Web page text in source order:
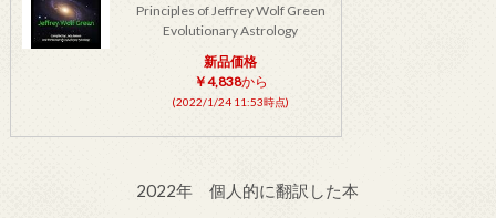
Principles of Jeffrey Wolf Green
Evolutionary Astrology
新品価格
￥4,838から
(2022/1/24 11:53時点)
2022年 個人的に翻訳した本